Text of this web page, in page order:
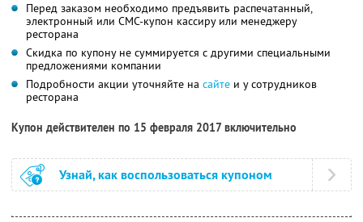
Перед заказом необходимо предъявить распечатанный,
электронный или СМС-купон кассиру или менеджеру
ресторана
Скидка по купону не суммируется с другими специальными
предложениями компании
Подробности акции уточняйте на сайте и у сотрудников
ресторана
Купон действителен по 15 февраля 2017 включительно
Узнай, как воспользоваться купоном